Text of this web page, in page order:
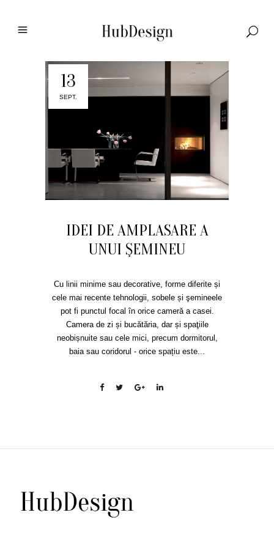
13
SEPT.
IDEI DE AMPLASARE A
UNUI ŞEMINEU
Cu linii minime sau decorative, forme diferite și
cele mai recente tehnologii, sobele și şemineele
pot fi punctul focal în orice cameră a casei.
Camera de zi și bucătăria, dar și spaţiile
neobișnuite sau cele mici, precum dormitorul,
baia sau coridorul - orice spațiu este...